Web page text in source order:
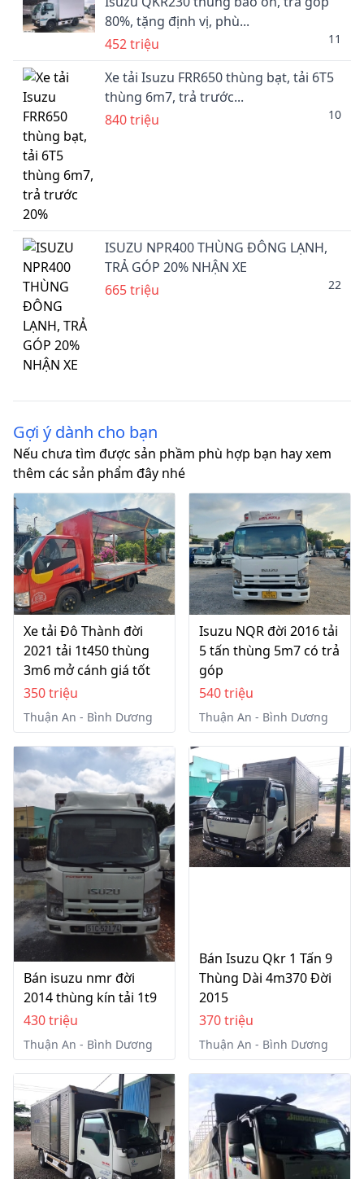
80%, tặng định vị, phù...
452 triệu
11
Xe tải Isuzu FRR650 thùng bạt, tải 6T5
thùng 6m7, trả trước...
840 triệu
10
ISUZU NPR400 THÙNG ĐÔNG LẠNH,
TRẢ GÓP 20% NHẬN XE
665 triệu
22
Gợi ý dành cho bạn
Nếu chưa tìm được sản phầm phù hợp bạn hay xem
thêm các sản phẩm đây nhé
Xe tải Đô Thành đời
2021 tải 1t450 thùng
3m6 mở cánh giá tốt
350 triệu
Thuận An - Bình Dương
Isuzu NQR đời 2016 tải
5 tấn thùng 5m7 có trả
góp
540 triệu
Thuận An - Bình Dương
Bán isuzu nmr đời
2014 thùng kín tải 1t9
430 triệu
Thuận An - Bình Dương
Bán Isuzu Qkr 1 Tấn 9
Thùng Dài 4m370 Đời
2015
370 triệu
Thuận An - Bình Dương